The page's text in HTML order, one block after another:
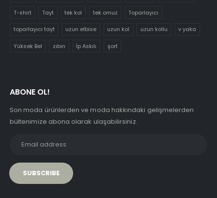
T-shirt Tayt tek kol tek omuz Toparlayıcı
toparlayıcı tayt uzun elbise uzun kol uzun kollu v yaka
Yüksek Bel zıbın İp Askılı şort
ABONE OL!
Son moda ürünlerden ve moda hakkındaki gelişmelerden
bültenimize abona olarak ulaşabilirsiniz.